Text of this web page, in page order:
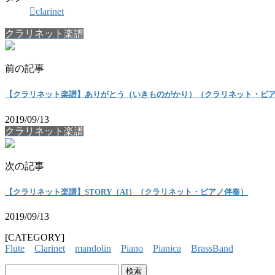
clarinet
クラリネット楽譜
前の記事
【クラリネット楽譜】ありがとう（いきものがかり）（クラリネット・ピア
2019/09/13
クラリネット楽譜
次の記事
【クラリネット楽譜】STORY（AI）（クラリネット・ピアノ伴奏）
2019/09/13
[CATEGORY]
Flute
Clarinet mandolin Piano Pianica
BrassBand